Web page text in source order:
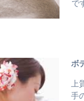
で
ボ
手